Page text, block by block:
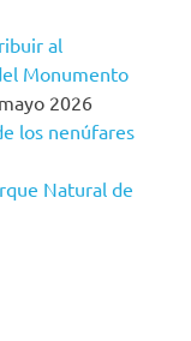
al
Monumento
2026
los nenúfares
Natural de